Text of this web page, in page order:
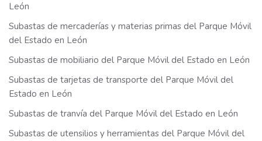
León
Subastas de mercaderías y materias primas del Parque Móvil
del Estado en León
Subastas de mobiliario del Parque Móvil del Estado en León
Subastas de tarjetas de transporte del Parque Móvil del
Estado en León
Subastas de tranvía del Parque Móvil del Estado en León
Subastas de utensilios y herramientas del Parque Móvil del